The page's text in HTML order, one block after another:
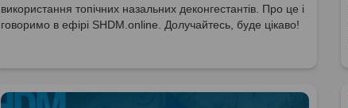
використання топічних назальних деконгестантів. Про це і
говоримо в ефірі SHDM.online. Долучайтесь, буде цікаво!